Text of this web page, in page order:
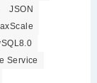
JSON
Service